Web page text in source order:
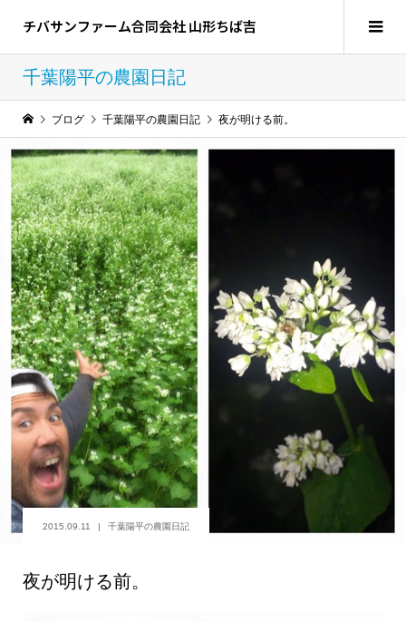
チバサンファーム合同会社 山形ちば吉
千葉陽平の農園日記
ブログ 千葉陽平の農園日記 夜が明ける前。
2015.09.11 千葉陽平の農園日記
夜が明ける前。